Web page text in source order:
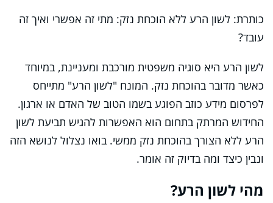
כותרת: לשון הרע ללא הוכחת נזק: מתי זה אפשרי ואיך זה
עובד?
לשון הרע היא סוגיה משפטית מורכבת ומעניינת, במיוחד
כאשר מדובר בהוכחת נזק. המונח "לשון הרע" מתייחס
לפרסום מידע כוזב הפוגע בשמו הטוב של האדם או ארגון.
החידוש המרתק בתחום הוא האפשרות להגיש תביעת לשון
הרע ללא הצורך בהוכחת נזק ממשי. בואו נצלול לנושא הזה
ונבין כיצד ומה בדיוק זה אומר.
מהי לשון הרע?